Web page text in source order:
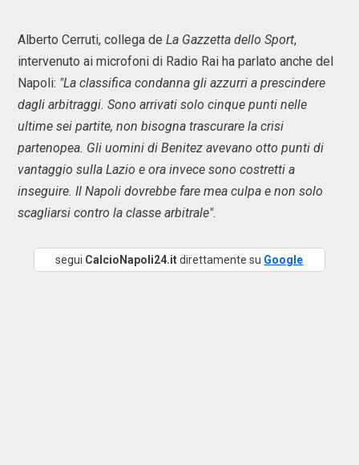
Alberto Cerruti, collega de La Gazzetta dello Sport,
intervenuto ai microfoni di Radio Rai ha parlato anche del
Napoli: "La classifica condanna gli azzurri a prescindere
dagli arbitraggi. Sono arrivati solo cinque punti nelle
ultime sei partite, non bisogna trascurare la crisi
partenopea. Gli uomini di Benitez avevano otto punti di
vantaggio sulla Lazio e ora invece sono costretti a
inseguire. Il Napoli dovrebbe fare mea culpa e non solo
scagliarsi contro la classe arbitrale".
segui CalcioNapoli24.itdirettamente su Google